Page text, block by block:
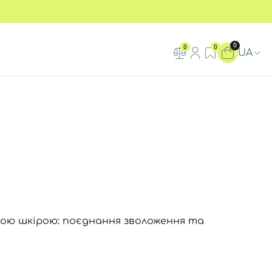
0 0 0
UA